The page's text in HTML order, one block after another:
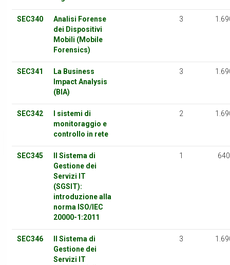
SEC340
Analisi Forense
dei Dispositivi
Mobili (Mobile
Forensics)
3
SEC341
La Business
Impact Analysis
(BIA)
3
SEC342
I sistemi di
monitoraggio e
controllo in rete
2
SEC345
Il Sistema di
Gestione dei
Servizi IT
(SGSIT):
introduzione alla
norma ISO/IEC
20000-1:2011
1 640
SEC346
Il Sistema di
Gestione dei
Servizi IT
3